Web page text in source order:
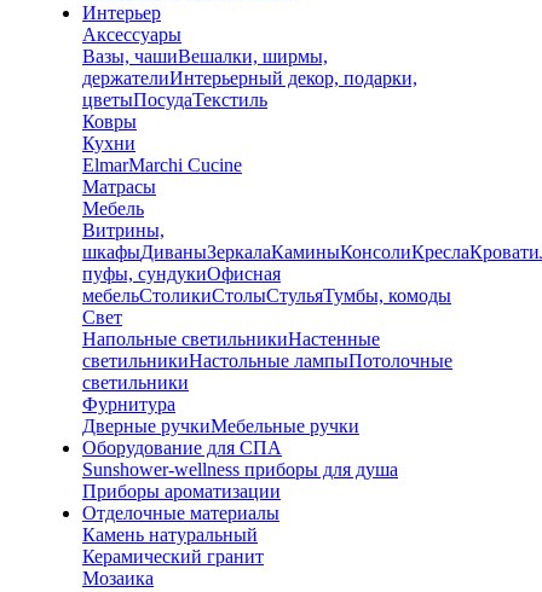
Интерьер
Аксессуары
Вазы, чашиВешалки, ширмы,
держателиИнтерьерный декор, подарки,
цветыПосудаТекстиль
Ковры
Кухни
ElmarMarchi Cucine
Матрасы
Мебель
Витрины,
шкафыДиваныЗеркалаКаминыКонсолиКреслаКровати
пуфы, сундукиОфисная
мебельСтоликиСтолыСтульяТумбы, комоды
Свет
Напольные светильникиНастенные
светильникиНастольные лампыПотолочные
светильники
Фурнитура
Дверные ручкиМебельные ручки
Оборудование для СПА
Sunshower-wellness приборы для душа
Приборы ароматизации
Отделочные материалы
Камень натуральный
Керамический гранит
Мозаика